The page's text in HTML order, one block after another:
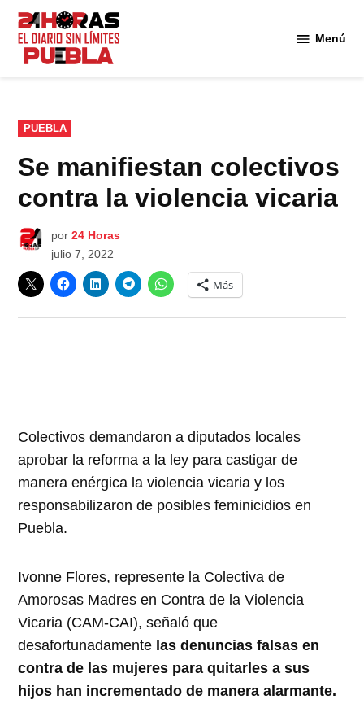
Saltar
contenido
Menú
PUBLICADO
EN
PUEBLA
Se manifiestan colectivos
contra la violencia vicaria
por 24 Horas
julio 7, 2022
Más
Colectivos demandaron a diputados locales
aprobar la reforma a la ley para castigar de
manera enérgica la violencia vicaria y los
responsabilizaron de posibles feminicidios en
Puebla.
Ivonne Flores, represente la Colectiva de
Amorosas Madres en Contra de la Violencia
Vicaria (CAM-CAI), señaló que
desafortunadamente las denuncias falsas en
contra de las mujeres para quitarles a sus
hijos han incrementado de manera alarmante.